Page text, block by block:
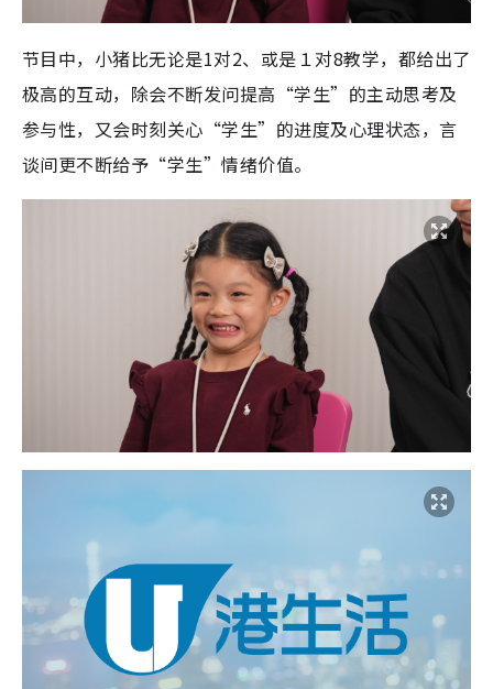
节目中，小猪比无论是1对2、或是１对8教学，都给出了
极高的互动，除会不断发问提高“学生”的主动思考及
参与性，又会时刻关心“学生”的进度及心理状态，言
谈间更不断给予“学生”情绪价值。